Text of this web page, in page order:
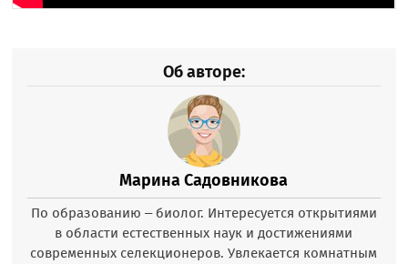
Об авторе:
Марина Садовникова
По образованию – биолог. Интересуется открытиями
в области естественных наук и достижениями
современных селекционеров. Увлекается комнатным